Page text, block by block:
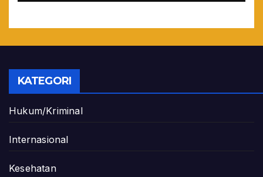
KATEGORI
Hukum/Kriminal
Internasional
Kesehatan